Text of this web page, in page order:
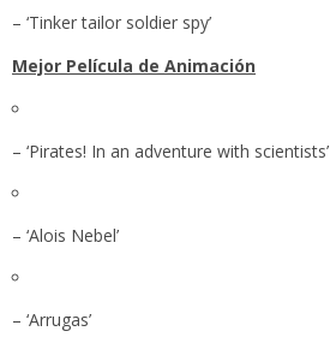
– ‘Tinker tailor soldier spy’
Mejor Película de Animación
– ‘Pirates! In an adventure with scientists’
– ‘Alois Nebel’
– ‘Arrugas’